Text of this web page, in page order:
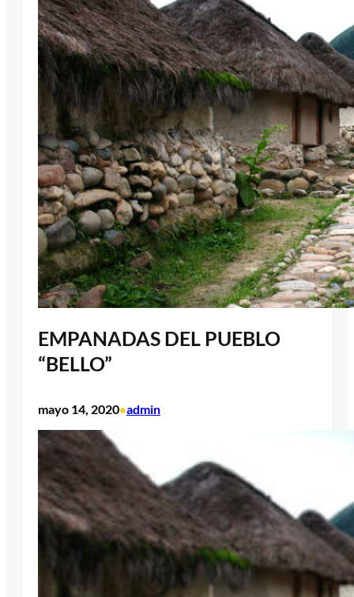
EMPANADAS DEL PUEBLO
“BELLO”
mayo 14, 2020•admin